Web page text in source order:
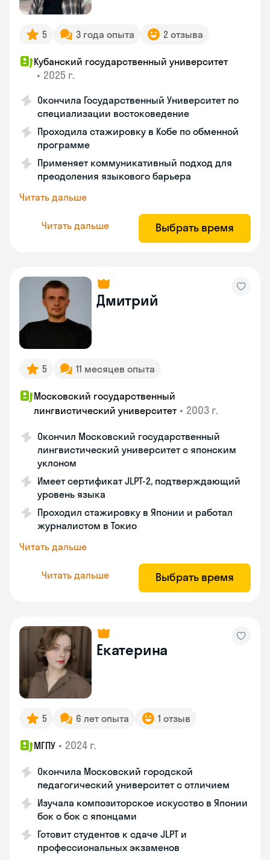
5 3 года опыта 2 отзыва
Кубанский государственный университет
• 2025 г.
Окончила Государственный Университет по
специализации востоковедение
Проходила стажировку в Кобе по обменной
программе
Применяет коммуникативный подход для
преодоления языкового барьера
Читать дальше
Читать дальше Выбрать время
Дмитрий
5 11 месяцев опыта
Московский государственный
лингвистический университет • 2003 г.
Окончил Московский государственный
лингвистический университет с японским
уклоном
Имеет сертификат JLPT-2, подтверждающий
уровень языка
Проходил стажировку в Японии и работал
журналистом в Токио
Читать дальше
Читать дальше Выбрать время
Екатерина
5 6 лет опыта 1 отзыв
МГПУ • 2024 г.
Окончила Московский городской
педагогический университет с отличием
Изучала композиторское искусство в Японии
бок о бок с японцами
Готовит студентов к сдаче JLPT и
профессиональных экзаменов